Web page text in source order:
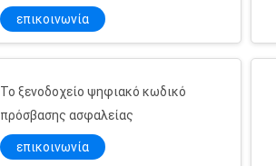
επικοινωνία
Το ξενοδοχείο ψηφιακό κωδικό
πρόσβασης ασφαλείας
επικοινωνία